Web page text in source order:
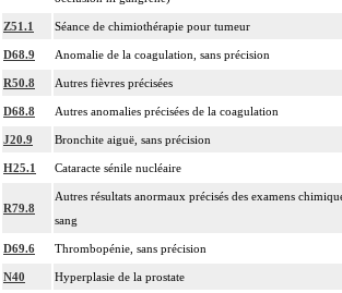
Z51.1 Séance de chimiothérapie pour tumeur
D68.9 Anomalie de la coagulation, sans précision
R50.8 Autres fièvres précisées
D68.8 Autres anomalies précisées de la coagulation
J20.9 Bronchite aiguë, sans précision
H25.1 Cataracte sénile nucléaire
R79.8
Autres résultats anormaux précisés des examens
sang
D69.6 Thrombopénie, sans précision
N40 Hyperplasie de la prostate